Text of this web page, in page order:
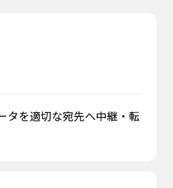
タを適切な宛先へ中継・転